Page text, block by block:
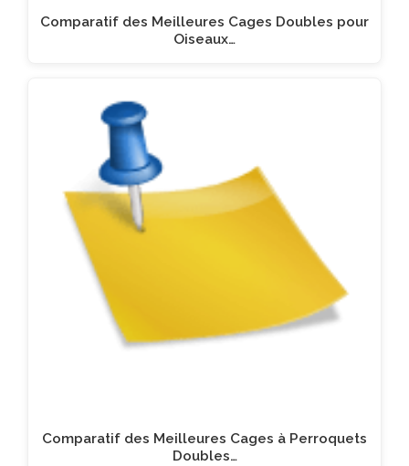
Comparatif des Meilleures Cages Doubles pour
Oiseaux…
Comparatif des Meilleures Cages à Perroquets
Doubles…